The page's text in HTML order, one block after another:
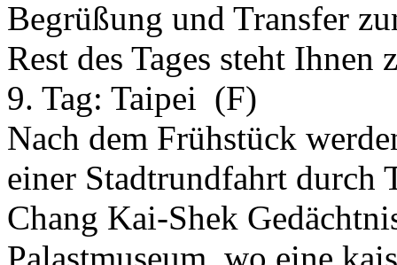
Begrüßung und Transfer
Rest des Tages steht
9. Tag: Taipei (F)
Nach dem Frühstück
einer Stadtrundfahrt durch
Chang Kai-Shek
Palastmuseum, wo eine